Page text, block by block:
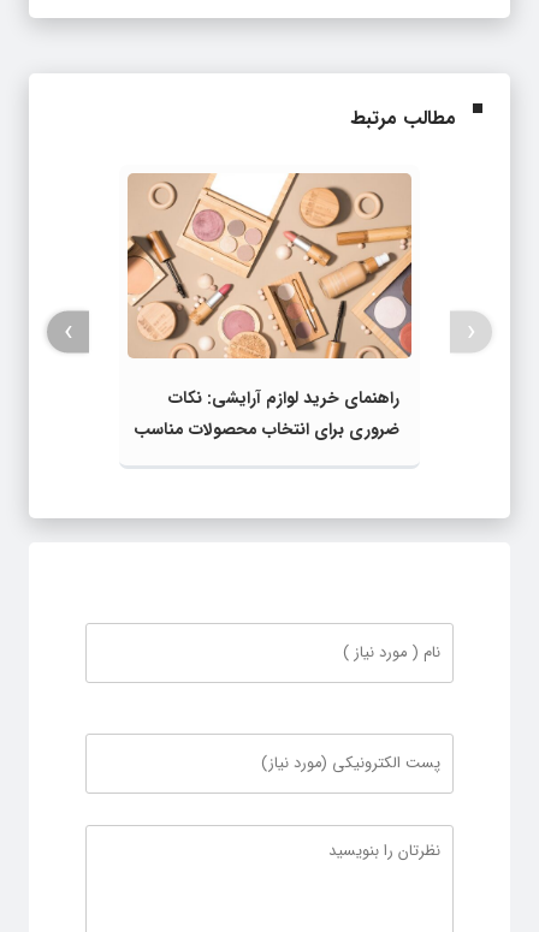
مطالب مرتبط
راهنمای خرید لوازم آرایشی: نکات
ضروری برای انتخاب محصولات مناسب
‹
›